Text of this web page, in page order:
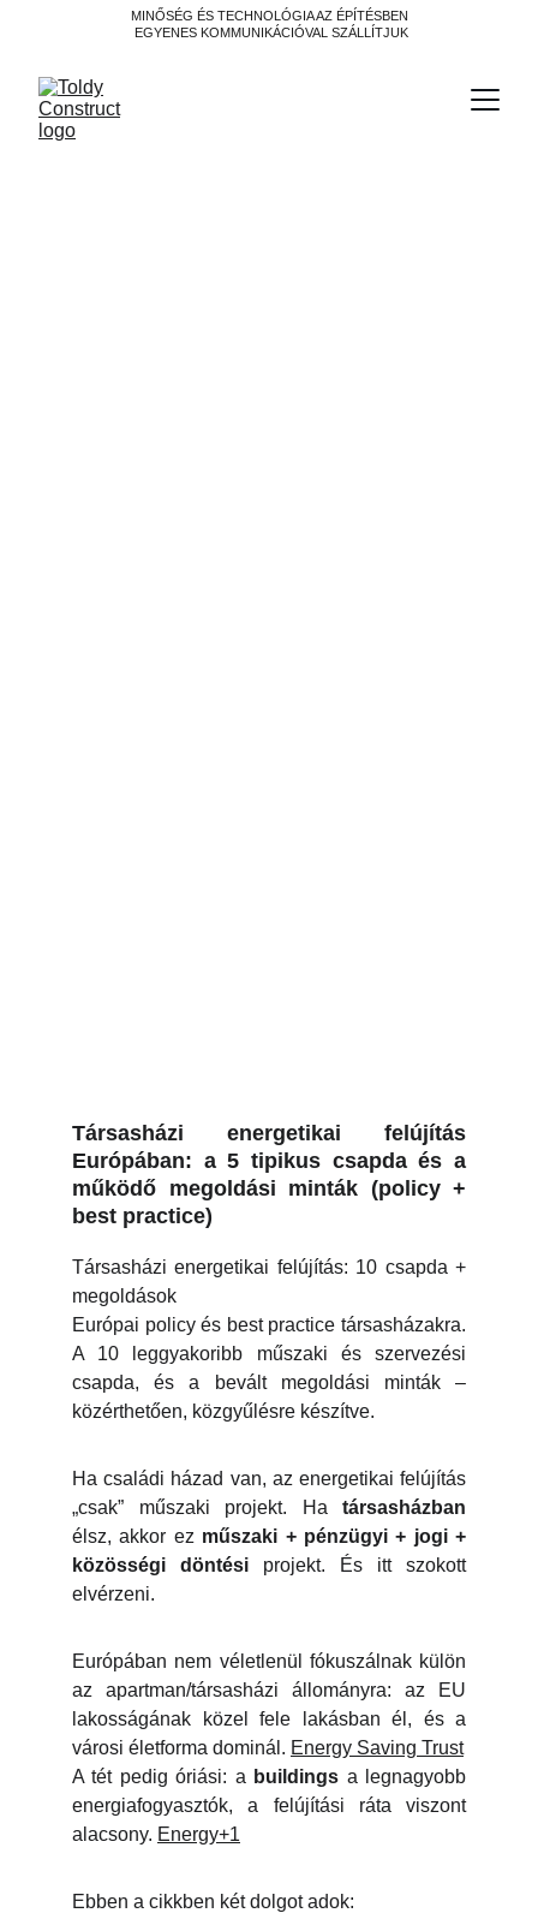
MINŐSÉG ÉS TECHNOLÓGIA AZ ÉPÍTÉSBEN
EGYENES KOMMUNIKÁCIÓVAL SZÁLLÍTJUK
Társasházi energetikai felújítás
Európában: a 5 tipikus csapda és a
működő megoldási minták (policy +
best practice)
Társasházi energetikai felújítás: 10 csapda +
megoldások
Európai policy és best practice társasházakra.
A 10 leggyakoribb műszaki és szervezési
csapda, és a bevált megoldási minták –
közérthetően, közgyűlésre készítve.
Ha családi házad van, az energetikai felújítás
„csak” műszaki projekt. Ha társasházban
élsz, akkor ez műszaki + pénzügyi + jogi +
közösségi döntési projekt. És itt szokott
elvérzeni.
Európában nem véletlenül fókuszálnak külön
az apartman/társasházi állományra: az EU
lakosságának közel fele lakásban él, és a
városi életforma dominál. Energy Saving Trust
A tét pedig óriási: a buildings a legnagyobb
energiafogyasztók, a felújítási ráta viszont
alacsony. Energy+1
Ebben a cikkben két dolgot adok: